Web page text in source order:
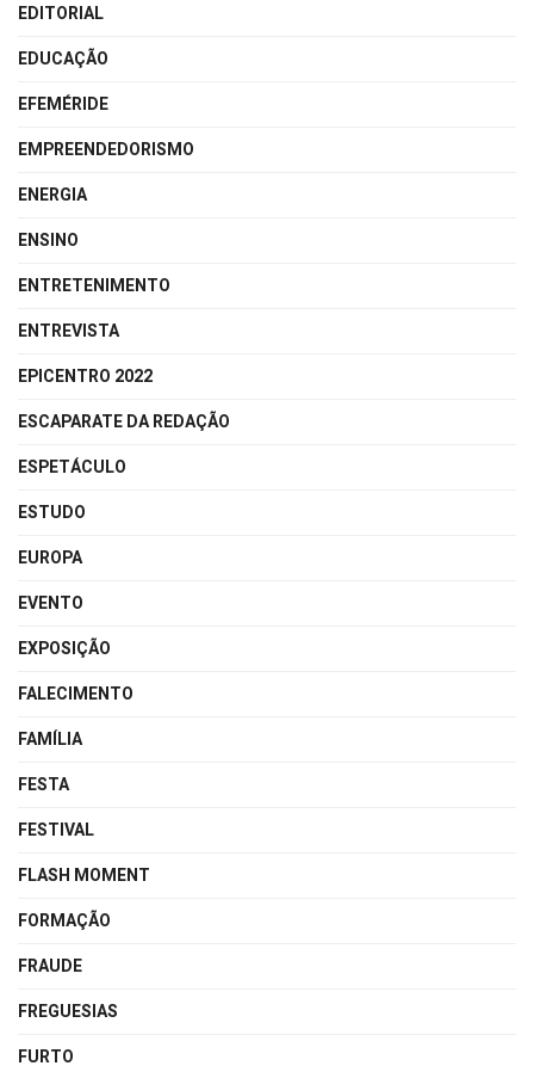
EDITORIAL
EDUCAÇÃO
EFEMÉRIDE
EMPREENDEDORISMO
ENERGIA
ENSINO
ENTRETENIMENTO
ENTREVISTA
EPICENTRO 2022
ESCAPARATE DA REDAÇÃO
ESPETÁCULO
ESTUDO
EUROPA
EVENTO
EXPOSIÇÃO
FALECIMENTO
FAMÍLIA
FESTA
FESTIVAL
FLASH MOMENT
FORMAÇÃO
FRAUDE
FREGUESIAS
FURTO